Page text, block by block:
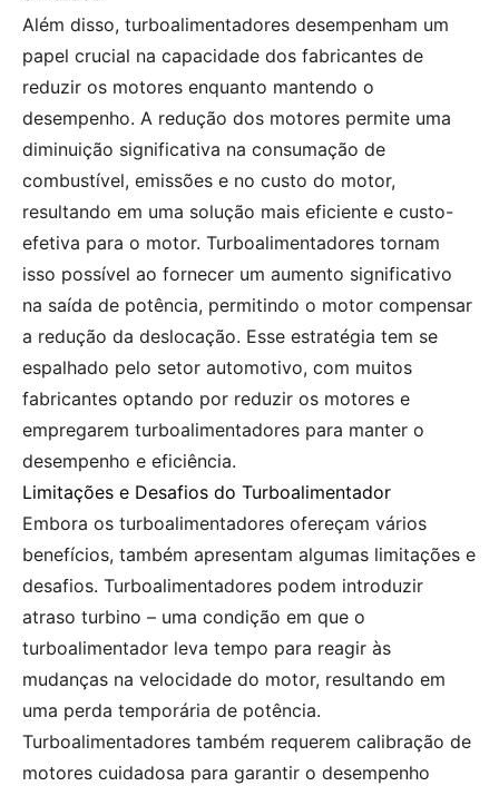
Além disso, turboalimentadores desempenham um
papel crucial na capacidade dos fabricantes de
reduzir os motores enquanto mantendo o
desempenho. A redução dos motores permite uma
diminuição significativa na consumação de
combustível, emissões e no custo do motor,
resultando em uma solução mais eficiente e custo-
efetiva para o motor. Turboalimentadores tornam
isso possível ao fornecer um aumento significativo
na saída de potência, permitindo o motor compensar
a redução da deslocação. Esse estratégia tem se
espalhado pelo setor automotivo, com muitos
fabricantes optando por reduzir os motores e
empregarem turboalimentadores para manter o
desempenho e eficiência.
Limitações e Desafios do Turboalimentador
Embora os turboalimentadores ofereçam vários
benefícios, também apresentam algumas limitações e
desafios. Turboalimentadores podem introduzir
atraso turbino – uma condição em que o
turboalimentador leva tempo para reagir às
mudanças na velocidade do motor, resultando em
uma perda temporária de potência.
Turboalimentadores também requerem calibração de
motores cuidadosa para garantir o desempenho